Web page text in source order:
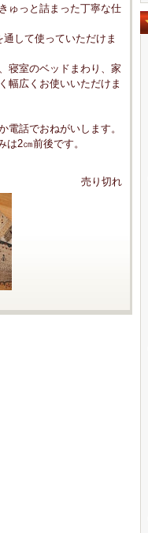
ゅっと詰まった丁寧な仕
して使っていただけま
寝室のベッドまわり、家
幅広くお使いいただけま
電話でおねがいします。
2㎝前後です。
売り切れ